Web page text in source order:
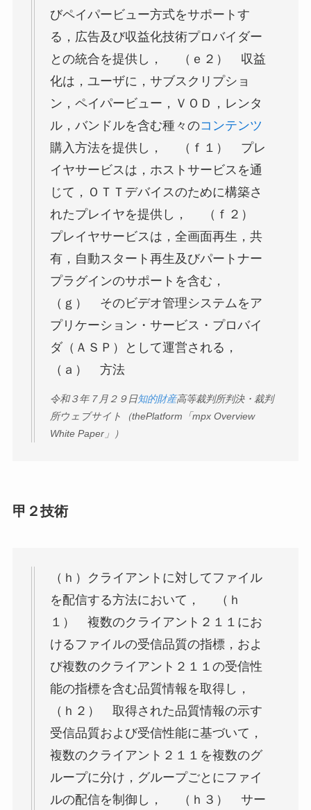
びペイパービュー方式をサポートす
る，広告及び収益化技術プロバイダー
との統合を提供し， （ｅ２） 収益
化は，ユーザに，サブスクリプショ
ン，ペイパービュー，ＶＯＤ，レンタ
ル，バンドルを含む種々のコンテンツ
購入方法を提供し， （ｆ１） プレ
イヤサービスは，ホストサービスを通
じて，ＯＴＴデバイスのために構築さ
れたプレイヤを提供し， （ｆ２）
プレイヤサービスは，全画面再生，共
有，自動スタート再生及びパートナー
プラグインのサポートを含む，
（ｇ） そのビデオ管理システムをア
プリケーション・サービス・プロバイ
ダ（ＡＳＰ）として運営される，
（ａ） 方法
令和３年７月２９日知的財産高等裁判所判決・裁判
所ウェブサイト（thePlatform「mpx Overview
White Paper」）
甲２技術
（ｈ）クライアントに対してファイル
を配信する方法において， （ｈ
１） 複数のクライアント２１１にお
けるファイルの受信品質の指標，およ
び複数のクライアント２１１の受信性
能の指標を含む品質情報を取得し，
（ｈ２） 取得された品質情報の示す
受信品質および受信性能に基づいて，
複数のクライアント２１１を複数のグ
ループに分け，グループごとにファイ
ルの配信を制御し， （ｈ３） サー